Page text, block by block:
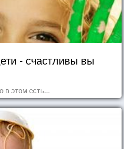
- счастливы вы
в этом есть...